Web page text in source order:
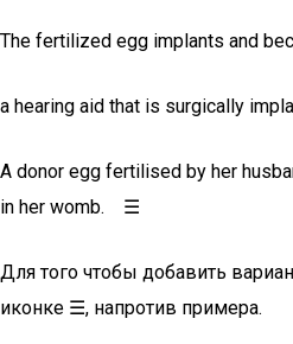
The fertilized egg implants and
a hearing aid that is surgically
A donor egg fertilised by her
in her womb. ☰
Для того чтобы добавить
иконке ☰, напротив примера.